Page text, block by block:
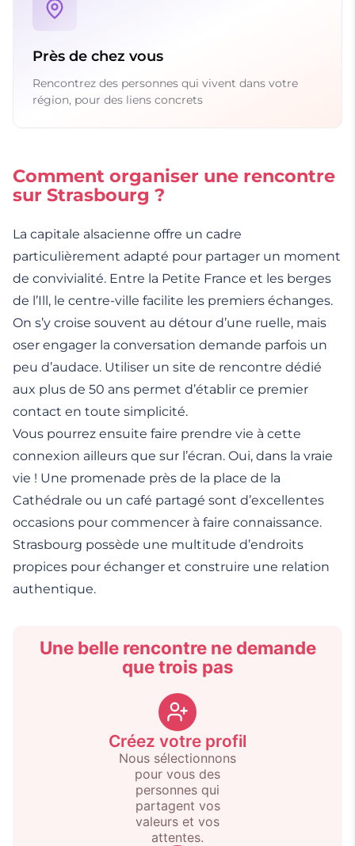
Près de chez vous
Rencontrez des personnes qui vivent dans votre
région, pour des liens concrets
Comment organiser une rencontre
sur Strasbourg ?
La capitale alsacienne offre un cadre
particulièrement adapté pour partager un moment
de convivialité. Entre la Petite France et les berges
de l’Ill, le centre-ville facilite les premiers échanges.
On s’y croise souvent au détour d’une ruelle, mais
oser engager la conversation demande parfois un
peu d’audace. Utiliser un site de rencontre dédié
aux plus de 50 ans permet d’établir ce premier
contact en toute simplicité.
Vous pourrez ensuite faire prendre vie à cette
connexion ailleurs que sur l’écran. Oui, dans la vraie
vie ! Une promenade près de la place de la
Cathédrale ou un café partagé sont d’excellentes
occasions pour commencer à faire connaissance.
Strasbourg possède une multitude d’endroits
propices pour échanger et construire une relation
authentique.
Une belle rencontre ne demande
que trois pas
Créez votre profil
Nous sélectionnons
pour vous des
personnes qui
partagent vos
valeurs et vos
attentes.